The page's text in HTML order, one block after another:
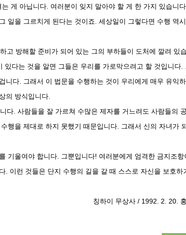
게 아닙니다. 여러분이 잊지 말아야 할 게 한 가지 있습니
일을 그르치게 된다는 것이죠. 세상일이 그렇다면 수행 역시
고 방해할 준비가 되어 있는 그의 부하들이 도처에 깔려 있
다는 것을 알면 그들은 우리를 가로막으려고 할 것입니다.
니다. 그래서 이 법문을 수행하는 것이 우리에게 매우 유익
의 방식입니다.
다. 사람들을 잘 가르쳐 수많은 제자를 거느려도 사람들의
행을 제대로 하지 못했기 때문입니다. 그래서 신의 자녀가 되
기울여야 합니다. 그뿐입니다! 여러분에게 엄격한 금지조항
이런 것들은 단지 수행의 길을 갈 때 스스로 자신을 보호하
칭하이 무상사 / 1992. 2. 20.